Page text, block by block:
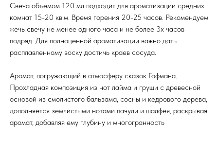
Свеча объемом 120 мл подходит для ароматизации средних
комнат 15-20 кв.м. Время горения 20-25 часов. Рекомендуем
жечь свечу не менее одного часа и не более 3х часов
подряд. Для полноценной ароматизации важно дать
расплавленному воску достичь краев сосуда.
Аромат, погружающий в атмосферу сказок Гофмана.
Прохладная композиция из нот лайма и груши с древесной
основой из смолистого бальзама, сосны и кедрового дерева,
дополняется землистыми нотами пачули и шалфея, раскрывая
аромат, добавляя ему глубину и многогранность